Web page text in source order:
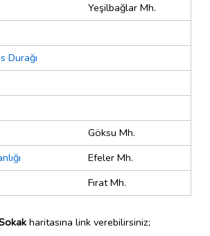
Yeşilbağlar Mh.
Durağı
Göksu Mh.
Efeler Mh.
Fırat Mh.
haritasına link verebilirsiniz;